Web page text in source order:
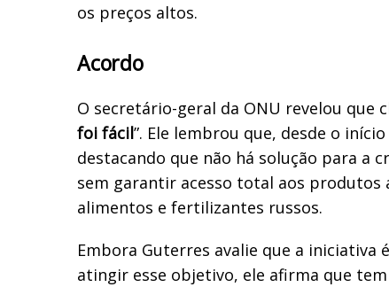
os preços altos.
Acordo
O secretário-geral da ONU revelou que
foi fácil”. Ele lembrou que, desde o
destacando que não há solução para a
sem garantir acesso total aos produtos
alimentos e fertilizantes russos.
Embora Guterres avalie que a iniciativa
atingir esse objetivo, ele afirma que